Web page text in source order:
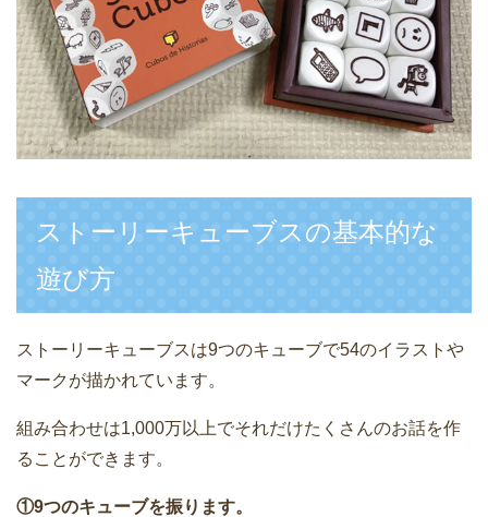
ストーリーキューブスの基本的な
遊び方
ストーリーキューブスは9つのキューブで54のイラストや
マークが描かれています。
組み合わせは1,000万以上でそれだけたくさんのお話を作
ることができます。
①9つのキューブを振ります。